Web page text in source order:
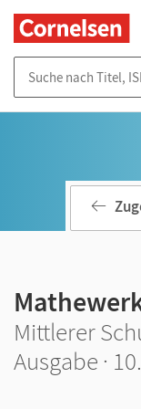
Mittlerer
Ausgabe ·